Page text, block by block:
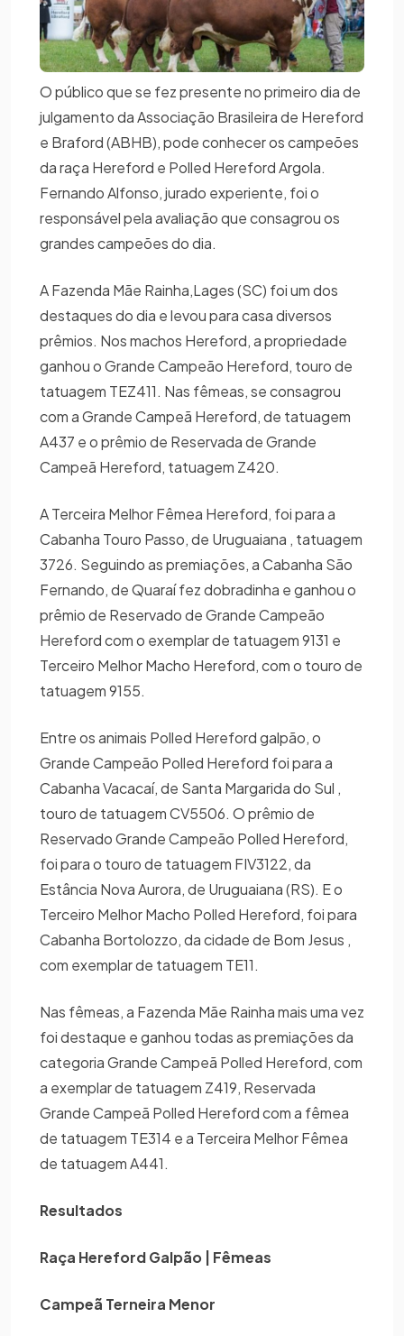
O público que se fez presente no primeiro dia de
julgamento da Associação Brasileira de Hereford
e Braford (ABHB), pode conhecer os campeões
da raça Hereford e Polled Hereford Argola.
Fernando Alfonso, jurado experiente, foi o
responsável pela avaliação que consagrou os
grandes campeões do dia.
A Fazenda Mãe Rainha,Lages (SC) foi um dos
destaques do dia e levou para casa diversos
prêmios. Nos machos Hereford, a propriedade
ganhou o Grande Campeão Hereford, touro de
tatuagem TEZ411. Nas fêmeas, se consagrou
com a Grande Campeã Hereford, de tatuagem
A437 e o prêmio de Reservada de Grande
Campeã Hereford, tatuagem Z420.
A Terceira Melhor Fêmea Hereford, foi para a
Cabanha Touro Passo, de Uruguaiana , tatuagem
3726. Seguindo as premiações, a Cabanha São
Fernando, de Quaraí fez dobradinha e ganhou o
prêmio de Reservado de Grande Campeão
Hereford com o exemplar de tatuagem 9131 e
Terceiro Melhor Macho Hereford, com o touro de
tatuagem 9155.
Entre os animais Polled Hereford galpão, o
Grande Campeão Polled Hereford foi para a
Cabanha Vacacaí, de Santa Margarida do Sul ,
touro de tatuagem CV5506. O prêmio de
Reservado Grande Campeão Polled Hereford,
foi para o touro de tatuagem FIV3122, da
Estância Nova Aurora, de Uruguaiana (RS). E o
Terceiro Melhor Macho Polled Hereford, foi para
Cabanha Bortolozzo, da cidade de Bom Jesus ,
com exemplar de tatuagem TE11.
Nas fêmeas, a Fazenda Mãe Rainha mais uma vez
foi destaque e ganhou todas as premiações da
categoria Grande Campeã Polled Hereford, com
a exemplar de tatuagem Z419, Reservada
Grande Campeã Polled Hereford com a fêmea
de tatuagem TE314 e a Terceira Melhor Fêmea
de tatuagem A441.
Resultados
Raça Hereford Galpão | Fêmeas
Campeã Terneira Menor